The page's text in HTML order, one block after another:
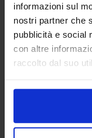
informazioni sul
nostri partner che
pubblicità e social
con altre
raccolto dal suo
Linea oro
Parure
29,90€ Da 24,90
Colori disponibili